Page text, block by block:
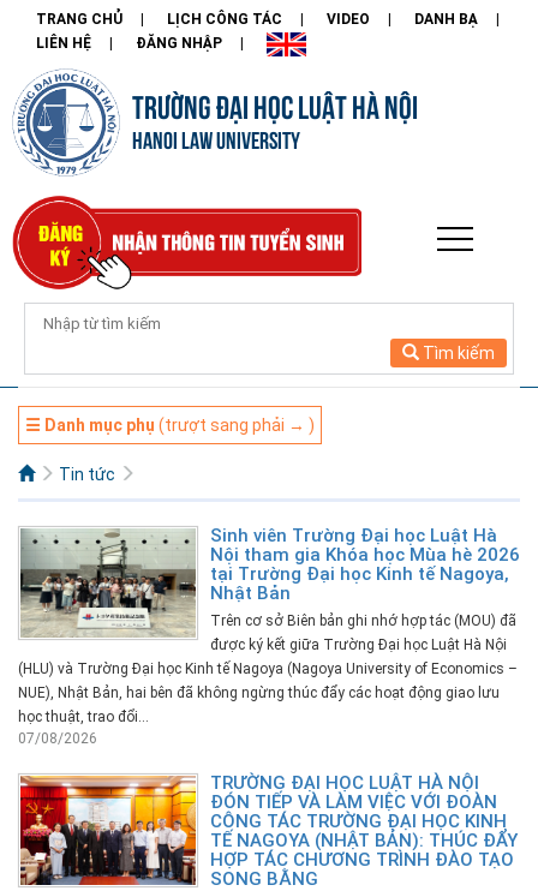
TRANG CHỦ LỊCH CÔNG TÁC VIDEO
DANH BẠ
LIÊN HỆ
ĐĂNG NHẬP
TRƯỜNG ĐẠI HỌC LUẬT HÀ NỘI
HANOI LAW UNIVERSITY
Tìm kiếm
☰ Danh mục phụ (trượt sang phải → )
Tin tức
Sinh viên Trường Đại học Luật Hà
Nội tham gia Khóa học Mùa hè 2026
tại Trường Đại học Kinh tế Nagoya,
Nhật Bản
Trên cơ sở Biên bản ghi nhớ hợp tác (MOU) đã
được ký kết giữa Trường Đại học Luật Hà Nội
(HLU) và Trường Đại học Kinh tế Nagoya (Nagoya University of Economics –
NUE), Nhật Bản, hai bên đã không ngừng thúc đẩy các hoạt động giao lưu
học thuật, trao đổi...
07/08/2026
TRƯỜNG ĐẠI HỌC LUẬT HÀ NỘI
ĐÓN TIẾP VÀ LÀM VIỆC VỚI ĐOÀN
CÔNG TÁC TRƯỜNG ĐẠI HỌC KINH
TẾ NAGOYA (NHẬT BẢN): THÚC ĐẨY
HỢP TÁC CHƯƠNG TRÌNH ĐÀO TẠO
SONG BẰNG